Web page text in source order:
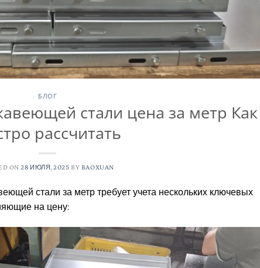
БЛОГ
стали цена за метр Как
рассчитать
ON28 ИЮЛЯ, 2025 BY BAOXUAN
стали за метр требует учета нескольких ключевых
на цену: